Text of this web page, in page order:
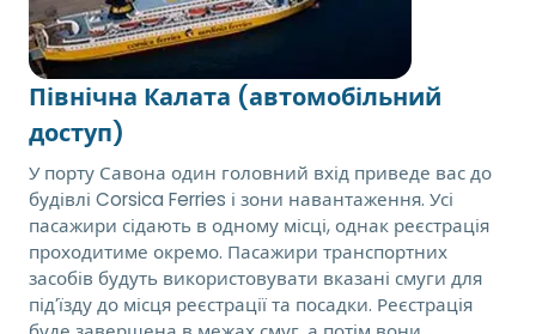
Північна Калата (автомобільний
доступ)
У порту Савона один головний вхід приведе вас до
будівлі Corsica Ferries і зони навантаження. Усі
пасажири сідають в одному місці, однак реєстрація
проходитиме окремо. Пасажири транспортних
засобів будуть використовувати вказані смуги для
під’їзду до місця реєстрації та посадки. Реєстрація